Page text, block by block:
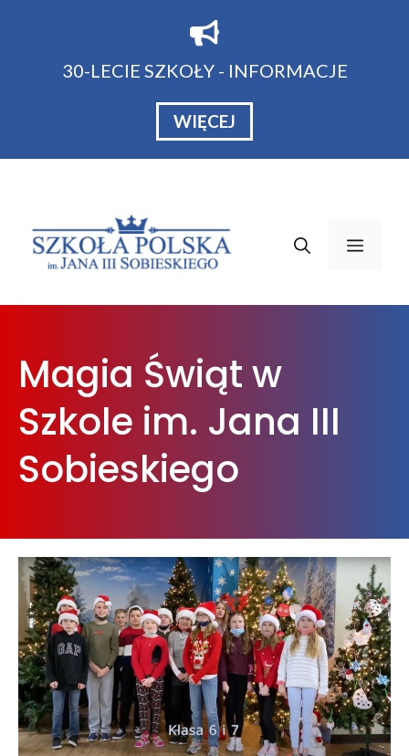
30-LECIE SZKOŁY - INFORMACJE
WIĘCEJ
Menu
Magia Świąt w
Szkole im. Jana III
Sobieskiego